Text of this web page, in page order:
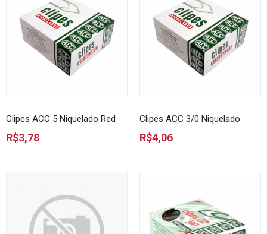
Clipes ACC 5 Niquelado Red
R$3,78
Clipes ACC 3/0 Niquelado
R$4,06